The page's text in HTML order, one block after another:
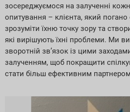
зосереджуємося на залученні
опитування – клієнта, який
зрозуміти їхню точку зору та
які вирішують їхні проблеми. Ми
зворотній зв’язок із цими
залученням, щоб покращити
стати більш ефективним